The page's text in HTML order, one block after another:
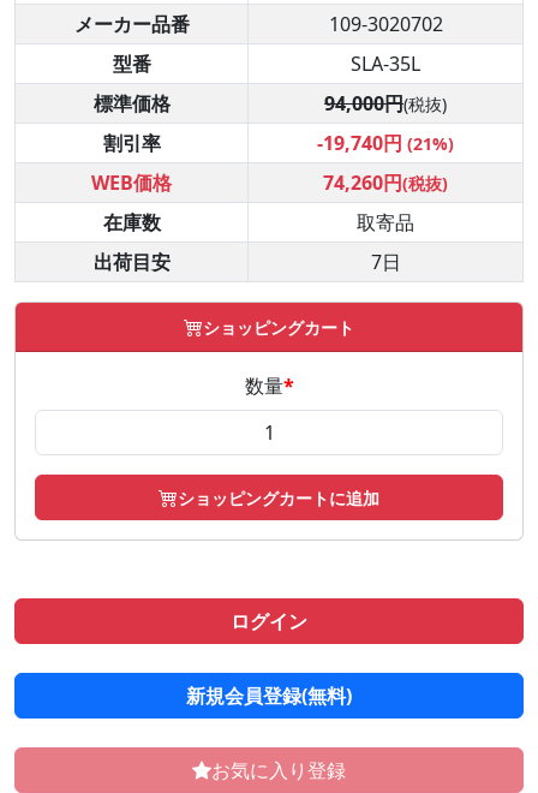
メーカー品番
109-3020702
型番
SLA-35L
標準価格
94,000円(税抜)
割引率 -19,740円 (21%)
WEB価格 74,260円(税抜)
在庫数
取寄品
出荷目安
7日
ショッピングカート
数量*
ショッピングカートに追加
ログイン
新規会員登録(無料)
お気に入り登録